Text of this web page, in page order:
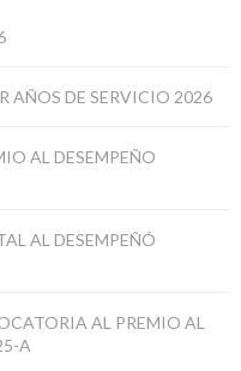
AÑOS DE SERVICIO 2026
AL DESEMPEÑO
AL DESEMPEÑÓ
AL PREMIO AL
A